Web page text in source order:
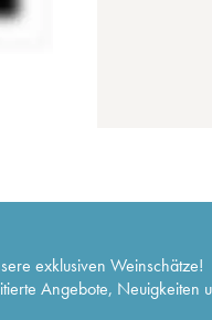
exklusiven Weinschätze!
Angebote, Neuigkeiten